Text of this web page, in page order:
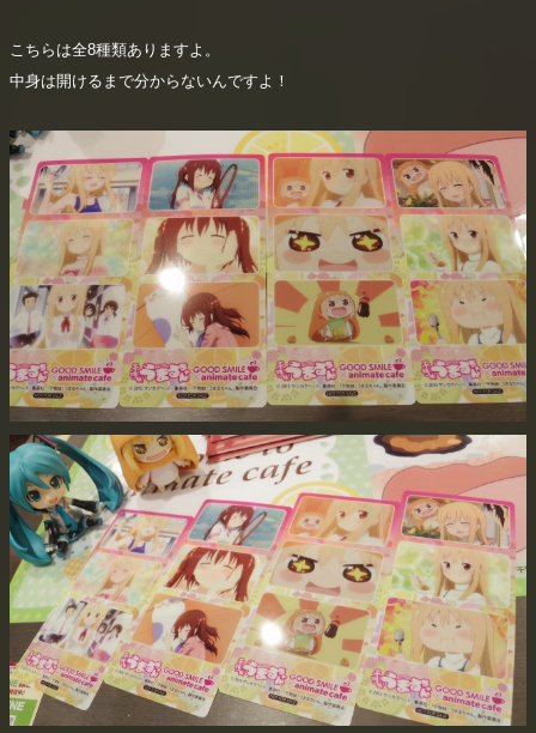
こちらは全8種類ありますよ。
中身は開けるまで分からないんですよ！